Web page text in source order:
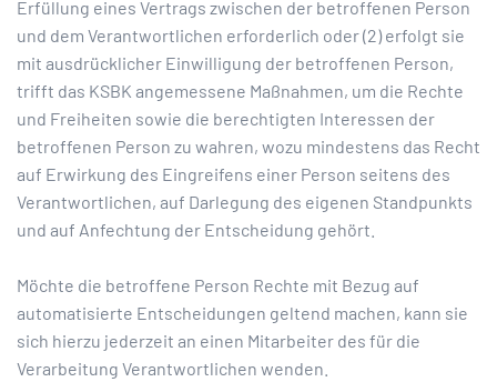
Erfüllung eines Vertrags zwischen der betroffenen Person
und dem Verantwortlichen erforderlich oder (2) erfolgt sie
mit ausdrücklicher Einwilligung der betroffenen Person,
trifft das KSBK angemessene Maßnahmen, um die Rechte
und Freiheiten sowie die berechtigten Interessen der
betroffenen Person zu wahren, wozu mindestens das Recht
auf Erwirkung des Eingreifens einer Person seitens des
Verantwortlichen, auf Darlegung des eigenen Standpunkts
und auf Anfechtung der Entscheidung gehört.
Möchte die betroffene Person Rechte mit Bezug auf
automatisierte Entscheidungen geltend machen, kann sie
sich hierzu jederzeit an einen Mitarbeiter des für die
Verarbeitung Verantwortlichen wenden.